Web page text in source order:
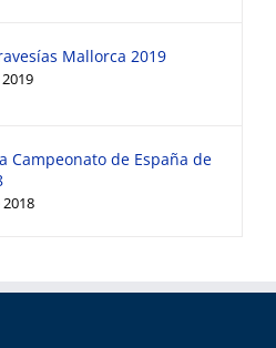
Mallorca 2019
Campeonato de España de